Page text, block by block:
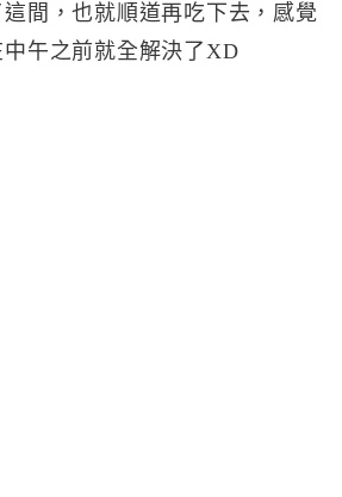
間，也就順道再吃下去，感覺
午之前就全解決了XD